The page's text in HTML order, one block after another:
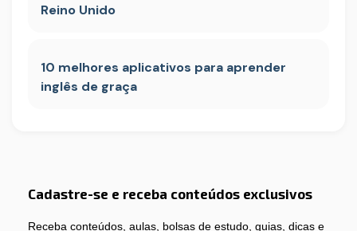
Reino Unido
10 melhores aplicativos para aprender
inglês de graça
Cadastre-se e receba conteúdos exclusivos
Receba conteúdos, aulas, bolsas de estudo, guias, dicas e